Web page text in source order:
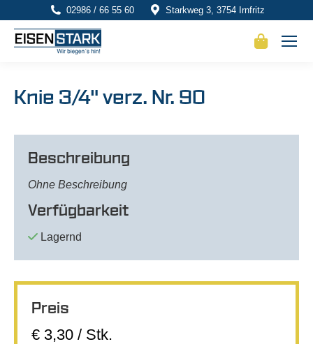
02986 / 66 55 60 Starkweg 3, 3754 Irnfritz
Knie 3/4" verz. Nr. 90
Beschreibung
Ohne Beschreibung
Verfügbarkeit
Lagernd
Preis
€ 3,30 / Stk.